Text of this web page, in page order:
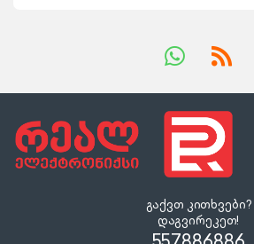
გაქვთ კითხვები?
დაგვირეკეთ!